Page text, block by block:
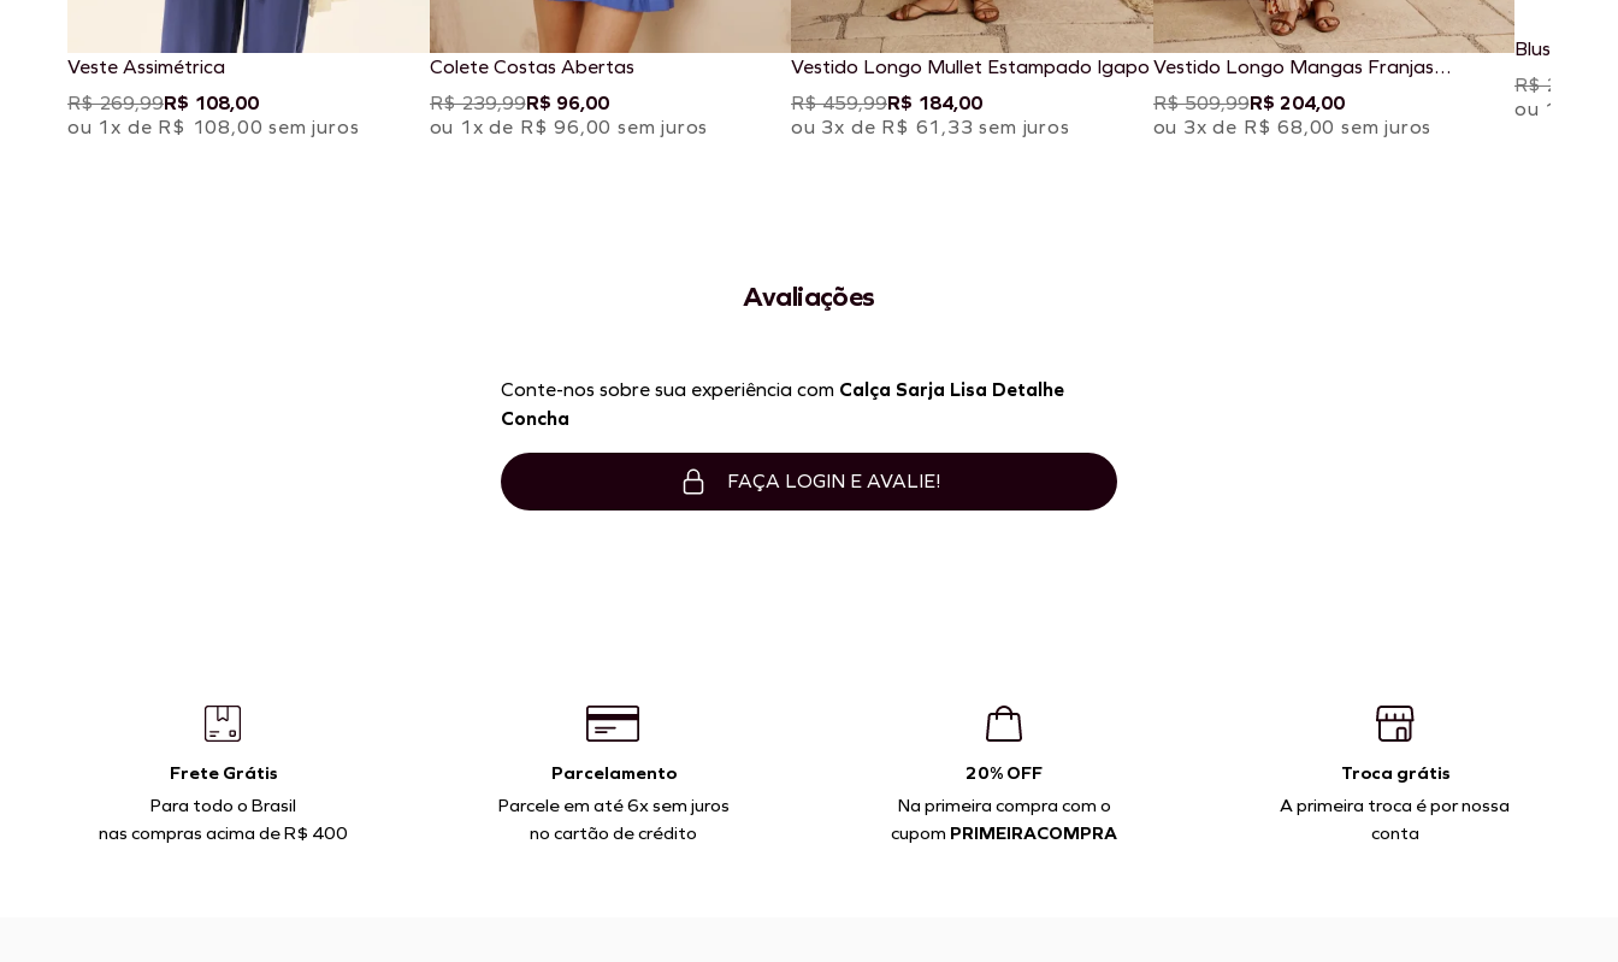
Veste Assimétrica
R$ 269,99R$ 108,00
ou 1x de R$ 108,00 sem juros
Colete Costas Abertas
R$ 239,99R$ 96,00
ou 1x de R$ 96,00 sem juros
P
Vestido Longo Mullet Estampado Igapo
R$ 459,99R$ 184,00
ou 3x de R$ 61,33 sem juros
Vestido Longo Mangas Franjas
Estampado Uruará
R$ 509,99R$ 204,00
ou 3x de R$ 68,00 sem juros
Blusa
R$ 269,99
ou 1x de
Avaliações
Conte-nos sobre sua experiência com Calça Sarja Lisa Detalhe
Concha
FAÇA LOGIN E AVALIE!
Frete Grátis
Para todo o Brasil
nas compras acima de R$ 400
Parcelamento
Parcele em até 6x sem juros
no cartão de crédito
20% OFF
Na primeira compra com o
cupom PRIMEIRACOMPRA
Troca grátis
A primeira troca é por nossa
conta